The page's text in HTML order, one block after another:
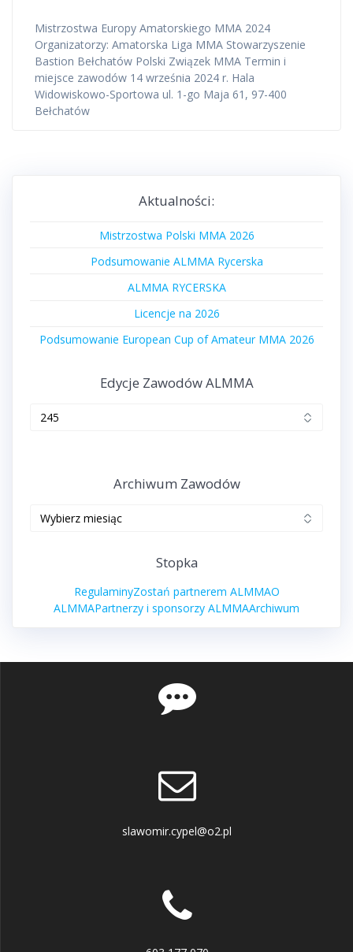
Mistrzostwa Europy Amatorskiego MMA 2024
Organizatorzy: Amatorska Liga MMA Stowarzyszenie
Bastion Bełchatów Polski Związek MMA Termin i
miejsce zawodów 14 września 2024 r. Hala
Widowiskowo-Sportowa ul. 1-go Maja 61, 97-400
Bełchatów
Aktualności:
Mistrzostwa Polski MMA 2026
Podsumowanie ALMMA Rycerska
ALMMA RYCERSKA
Licencje na 2026
Podsumowanie European Cup of Amateur MMA 2026
Edycje Zawodów ALMMA
Archiwum Zawodów
Stopka
RegulaminyZostań partnerem ALMMAO
ALMMAPartnerzy i sponsorzy ALMMAArchiwum
slawomir.cypel@o2.pl